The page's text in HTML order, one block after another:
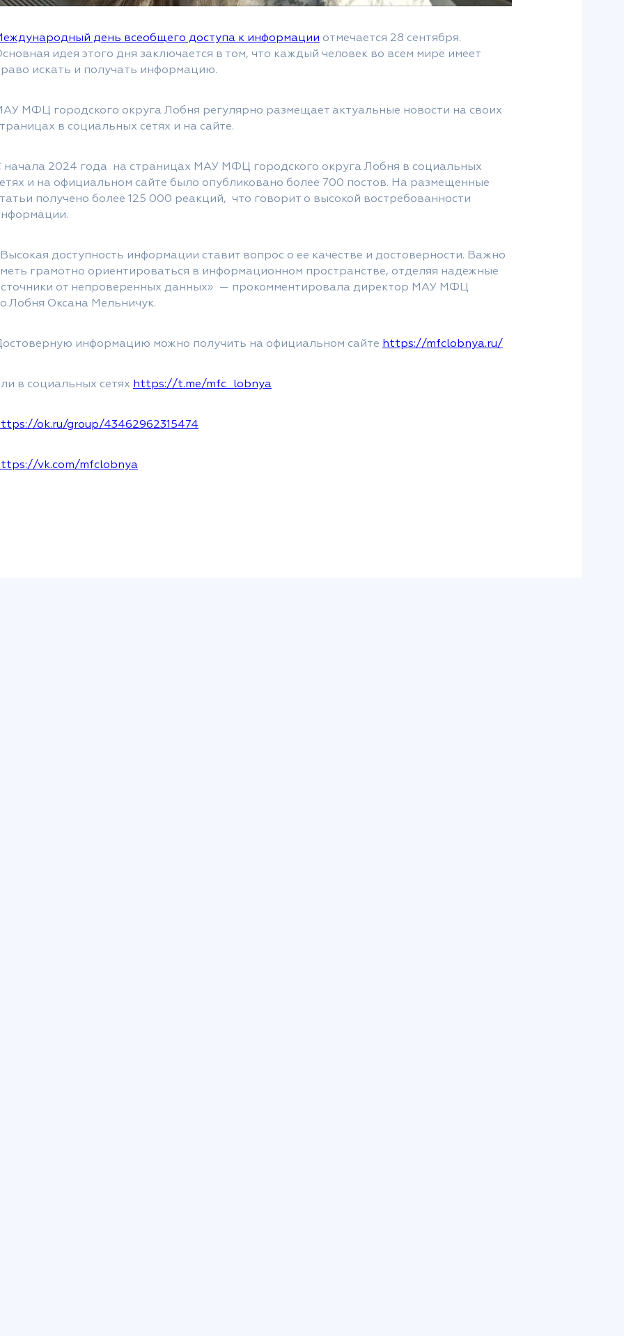
день всеобщего доступа к информации отмечается 28 сентября.
идея этого дня заключается в том, что каждый человек во всем мире имеет
искать и получать информацию.
МФЦ городского округа Лобня регулярно размещает актуальные новости на своих
в социальных сетях и на сайте.
начала 2024 года на страницах МАУ МФЦ городского округа Лобня в социальных
и на официальном сайте было опубликовано более 700 постов. На размещенные
получено более 125 000 реакций, что говорит о высокой востребованности
доступность информации ставит вопрос о ее качестве и достоверности. Важно
грамотно ориентироваться в информационном пространстве, отделяя надежные
от непроверенных данных» — прокомментировала директор МАУ МФЦ
Оксана Мельничук.
информацию можно получить на официальном сайте https://mfclobnya.ru/
в социальных сетях https://t.me/mfc_lobnya
ok.ru/group/43462962315474
vk.com/mfclobnya